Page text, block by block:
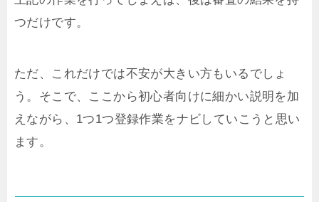
つだけです。
ただ、これだけでは不安が大きい方もいるでしょ
う。そこで、ここから初心者向けに細かい説明を加
えながら、1つ1つ登録作業をナビしていこうと思い
ます。